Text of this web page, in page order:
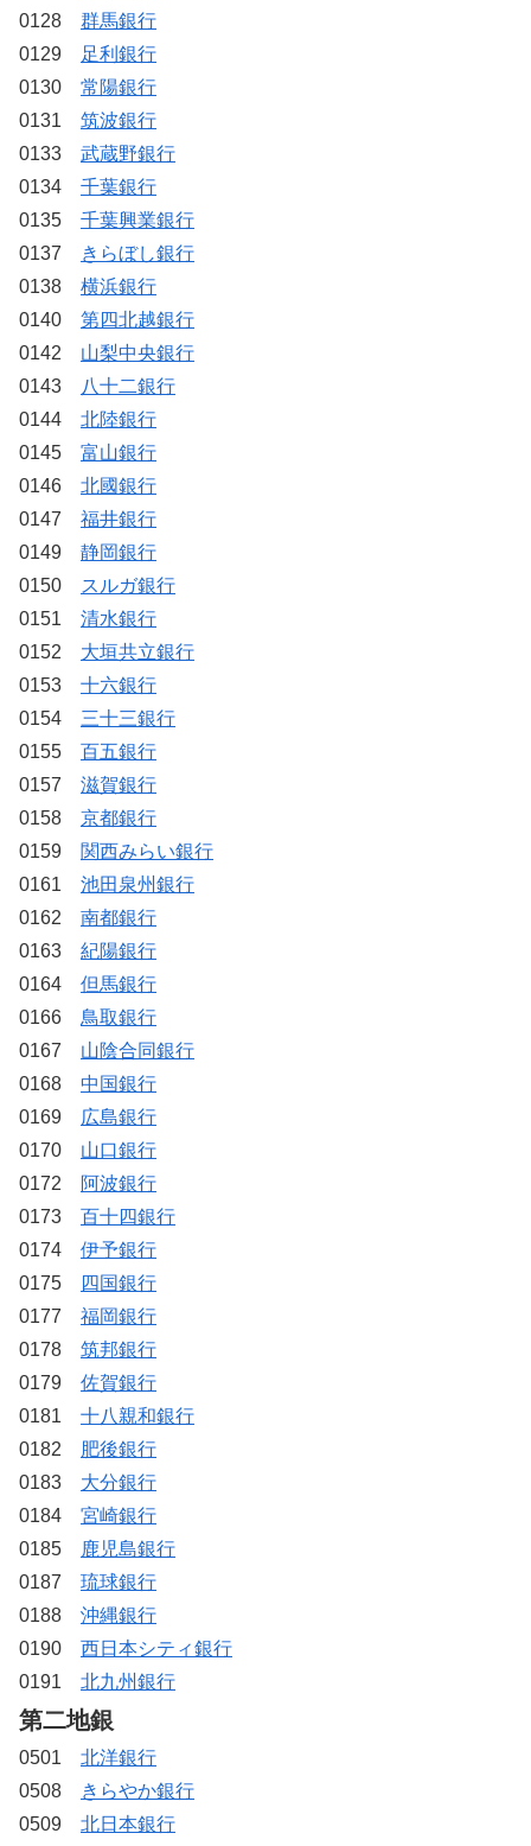
0128 群馬銀行
0129
足利銀行
0130 常陽銀行
0131 筑波銀行
0133 武蔵野銀行
0134 千葉銀行
0135 千葉興業銀行
0137
きらぼし銀行
0138 横浜銀行
0140 第四北越銀行
0142 山梨中央銀行
0143
八十二銀行
0144 北陸銀行
0145 富山銀行
0146 北國銀行
0147 福井銀行
0149 静岡銀行
0150
スルガ銀行
0151 清水銀行
0152 大垣共立銀行
0153 十六銀行
0154 三十三銀行
0155 百五銀行
0157 滋賀銀行
0158 京都銀行
0159 関西みらい銀行
0161 池田泉州銀行
0162 南都銀行
0163 紀陽銀行
0164 但馬銀行
0166 鳥取銀行
0167 山陰合同銀行
0168 中国銀行
0169
広島銀行
0170 山口銀行
0172
阿波銀行
0173 百十四銀行
0174 伊予銀行
0175
四国銀行
0177 福岡銀行
0178 筑邦銀行
0179 佐賀銀行
0181 十八親和銀行
0182 肥後銀行
0183 大分銀行
0184 宮崎銀行
0185
鹿児島銀行
0187 琉球銀行
0188 沖縄銀行
0190 西日本シティ銀行
0191 北九州銀行
第二地銀
0501 北洋銀行
0508
きらやか銀行
0509 北日本銀行